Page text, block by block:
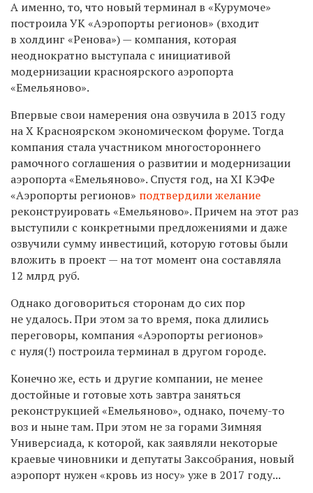
А именно, то, что новый терминал в «Курумоче»
построила УК «Аэропорты регионов» (входит
в холдинг «Ренова») — компания, которая
неоднократно выступала с инициативой
модернизации красноярского аэропорта
«Емельяново».
Впервые свои намерения она озвучила в 2013 году
на X Красноярском экономическом форуме. Тогда
компания стала участником многостороннего
рамочного соглашения о развитии и модернизации
аэропорта «Емельяново». Спустя год, на XI КЭФе
«Аэропорты регионов» подтвердили желание
реконструировать «Емельяново». Причем на этот раз
выступили с конкретными предложениями и даже
озвучили сумму инвестиций, которую готовы были
вложить в проект — на тот момент она составляла
12 млрд руб.
Однако договориться сторонам до сих пор
не удалось. При этом за то время, пока длились
переговоры, компания «Аэропорты регионов»
с нуля(!) построила терминал в другом городе.
Конечно же, есть и другие компании, не менее
достойные и готовые хоть завтра заняться
реконструкцией «Емельяново», однако, почему-то
воз и ныне там. При этом не за горами Зимняя
Универсиада, к которой, как заявляли некоторые
краевые чиновники и депутаты Заксобрания, новый
аэропорт нужен «кровь из носу» уже в 2017 году...